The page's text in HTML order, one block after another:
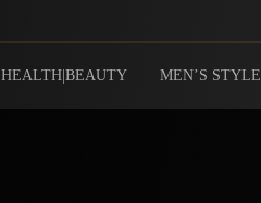
HEALTH|BEAUTY MEN’S STYLE